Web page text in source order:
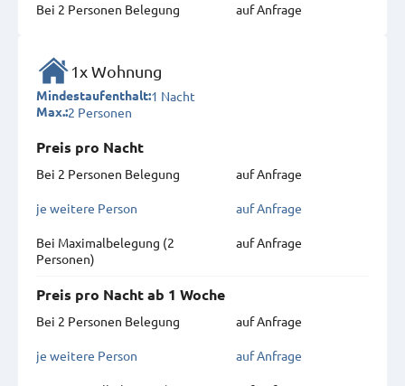
Bei 2 Personen Belegung
auf Anfrage
1x Wohnung
Mindestaufenthalt:1 Nacht
Max.:2 Personen
Preis pro Nacht
Bei 2 Personen Belegung
auf Anfrage
je weitere Person auf Anfrage
Bei Maximal­belegung (2
Personen)
auf Anfrage
Preis pro Nacht ab 1 Woche
Bei 2 Personen Belegung
auf Anfrage
je weitere Person auf Anfrage